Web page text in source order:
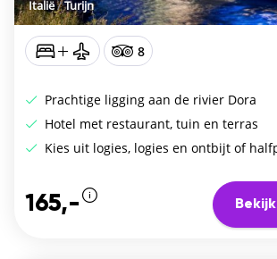
Italië/Turijn
8
Prachtige ligging aan de rivier Dora
Hotel met restaurant, tuin en terras
Kies uit logies, logies en ontbijt of
165,-